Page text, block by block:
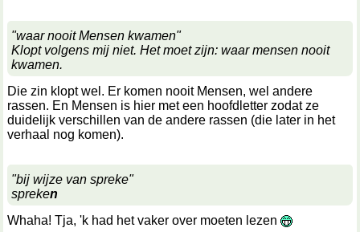
"waar nooit Mensen kwamen"
Klopt volgens mij niet. Het moet zijn: waar mensen nooit
kwamen.
Die zin klopt wel. Er komen nooit Mensen, wel andere
rassen. En Mensen is hier met een hoofdletter zodat ze
duidelijk verschillen van de andere rassen (die later in het
verhaal nog komen).
"bij wijze van spreke"
spreken
Whaha! Tja, 'k had het vaker over moeten lezen